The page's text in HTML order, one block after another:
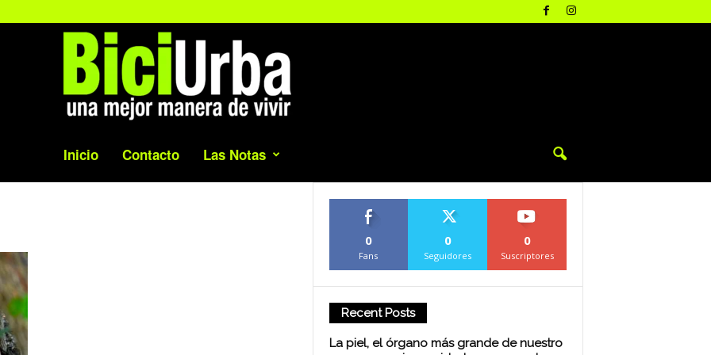
Inicio Contacto Las Notas
0
Fans
0
Seguidores
0
Suscriptores
Recent Posts
La piel, el órgano más grande de nuestro